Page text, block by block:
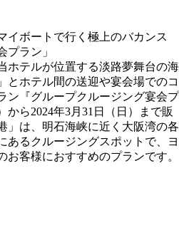
ホテルが位置する淡路夢舞台の海
とホテル間の送迎や宴会場でのコ
ン『グループクルージング宴会プ
から2024年3月31日（日）まで販
」は、明石海峡に近く大阪湾の各
あるクルージングスポットで、ヨ
お客様におすすめのプランです。